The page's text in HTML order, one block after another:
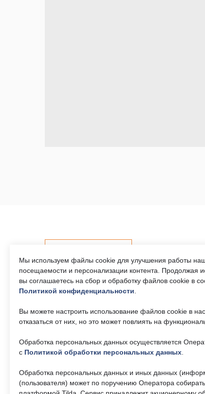
Телефон единого
8 (495) 161-00-40
okc-
svao@svao.mos.ru
Почта:
—
Об
Мы используем файлы cookie для улучшения работы
посещаемости и персонализации контента. Продолжая
вы соглашаетесь на сбор и обработку файлов cookie в
Политикой конфиденциальности.
Вы можете настроить использование файлов cookie в
отказаться от них, но это может повлиять на
Обработка персональных данных осуществляется
с Политикой обработки персональных данных.
Обработка персональных данных и иных данных
(пользователя) может по поручению Оператора